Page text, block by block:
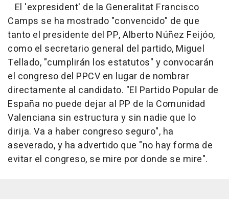
El 'expresident' de la Generalitat Francisco
Camps se ha mostrado "convencido" de que
tanto el presidente del PP, Alberto Núñez Feijóo,
como el secretario general del partido, Miguel
Tellado, "cumplirán los estatutos" y convocarán
el congreso del PPCV en lugar de nombrar
directamente al candidato. "El Partido Popular de
España no puede dejar al PP de la Comunidad
Valenciana sin estructura y sin nadie que lo
dirija. Va a haber congreso seguro", ha
aseverado, y ha advertido que "no hay forma de
evitar el congreso, se mire por donde se mire".